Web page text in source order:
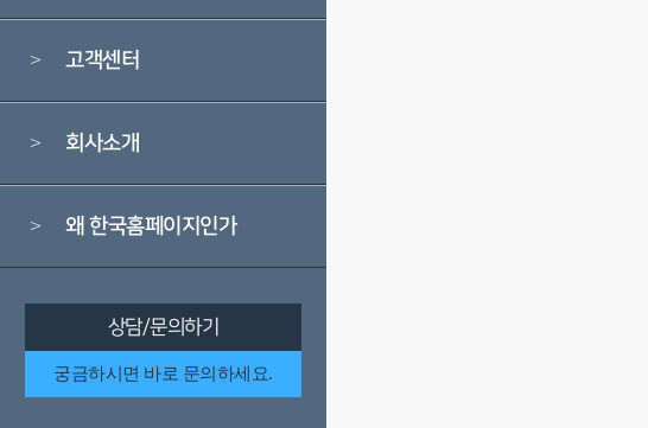
> 고객센터
> 회사소개
> 왜 한국홈페이지인가
상담/문의하기
궁금하시면 바로 문의하세요.